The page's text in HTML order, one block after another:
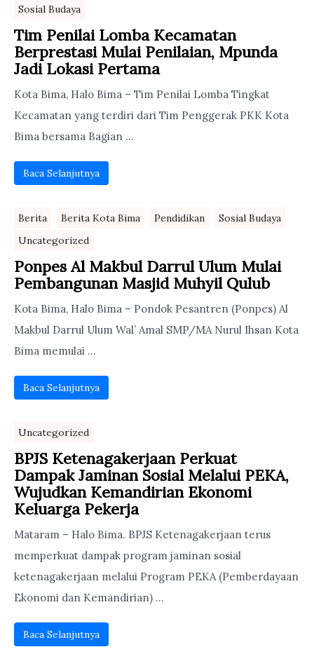
Sosial Budaya
Tim Penilai Lomba Kecamatan
Berprestasi Mulai Penilaian, Mpunda
Jadi Lokasi Pertama
Kota Bima, Halo Bima – Tim Penilai Lomba Tingkat
Kecamatan yang terdiri dari Tim Penggerak PKK Kota
Bima bersama Bagian ...
Baca Selanjutnya
Berita Berita Kota Bima Pendidikan
Sosial Budaya
Uncategorized
Ponpes Al Makbul Darrul Ulum Mulai
Pembangunan Masjid Muhyil Qulub
Kota Bima, Halo Bima – Pondok Pesantren (Ponpes) Al
Makbul Darrul Ulum Wal’ Amal SMP/MA Nurul Ihsan Kota
Bima memulai ...
Baca Selanjutnya
Uncategorized
BPJS Ketenagakerjaan Perkuat
Dampak Jaminan Sosial Melalui PEKA,
Wujudkan Kemandirian Ekonomi
Keluarga Pekerja
Mataram – Halo Bima. BPJS Ketenagakerjaan terus
memperkuat dampak program jaminan sosial
ketenagakerjaan melalui Program PEKA (Pemberdayaan
Ekonomi dan Kemandirian) ...
Baca Selanjutnya